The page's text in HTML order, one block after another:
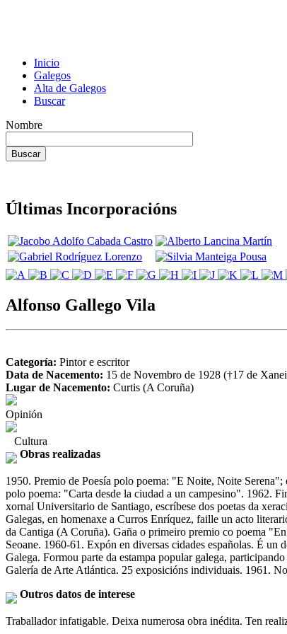
Inicio
Galegos
Alta de Galegos
Buscar
Nombre
Últimas Incorporacións
Alfonso Gallego Vila
Categoría: Pintor e escritor
Data de Nacemento: 15 de Novembro de 1928 (†17 de
Lugar de Nacemento: Curtis (A Coruña)
Opinión
Cultura
Obras realizadas
1950. Premio de Poesía polo poema: "E Noite, Noite
polo poema: "Carta desde la ciudad a un campesino". 1962.
xornal Universitario de Santiago, escríbese dos poetas da
Galegas, en homenaxe a Curros Enríquez, faille un acto
da Cantiga (A Coruña). Gaña o primeiro premio co poema
Seoane. 1960-61. Expón en diversas cidades españolas. É
Galega. Formou parte da estampa popular galega,
Galería de Arte Atlántica. 25 exposicións individuais. 1961.
Outros datos de interese
Traballador infatigable. Deixa numerosa obra inédita. Ten